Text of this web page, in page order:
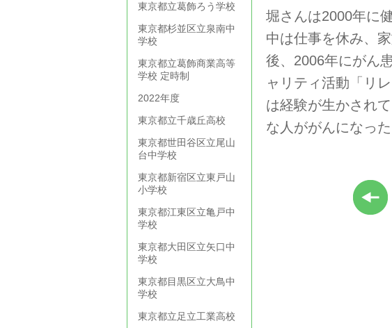
東京都立葛飾ろう学校
東京都杉並区立泉南中
学校
東京都立葛飾商業高等
学校 定時制
2022年度
東京都立千歳丘高校
東京都世田谷区立尾山
台中学校
東京都新宿区立東戸山
小学校
東京都江東区立亀戸中
学校
東京都大田区立矢口中
学校
東京都目黒区立大鳥中
学校
東京都立足立工業高校
堀さんは2000年に
中は仕事を休み、
後、2006年にがん
ャリティ活動「リ
は経験が生かされ
な人ががんになっ